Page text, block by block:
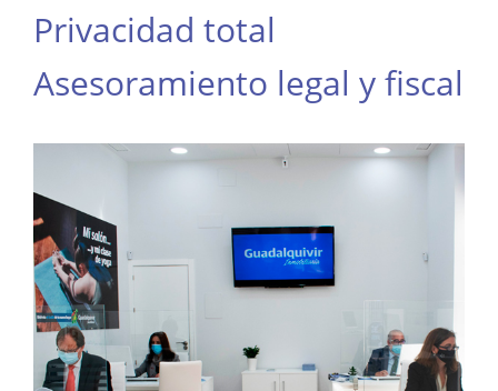
Privacidad total
Asesoramiento legal y fiscal